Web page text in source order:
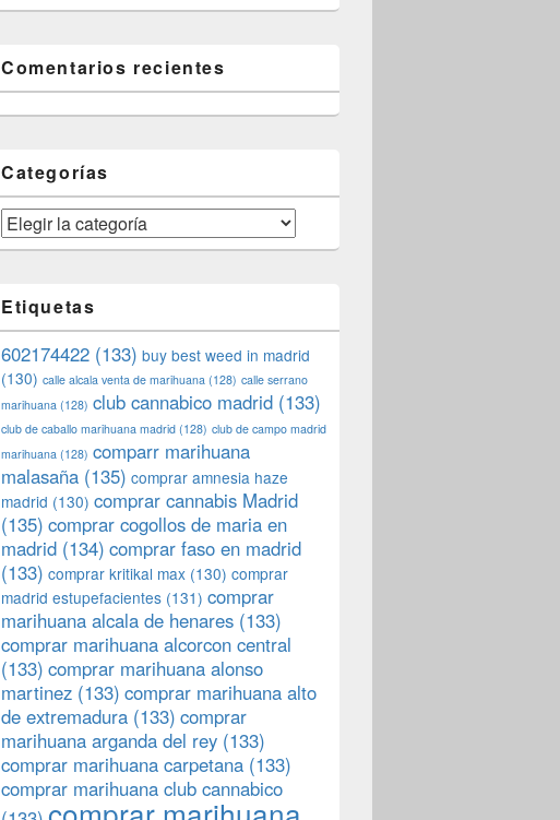
Comentarios recientes
Categorías
Categorías
Etiquetas
602174422 (133) buy best weed in madrid
(130) calle alcala venta de marihuana (128) calle serrano
marihuana (128) club cannabico madrid (133)
club de caballo marihuana madrid (128) club de campo madrid
marihuana (128) comparr marihuana
malasaña (135) comprar amnesia haze
madrid (130) comprar cannabis Madrid
(135) comprar cogollos de maria en
madrid (134) comprar faso en madrid
(133) comprar kritikal max (130) comprar
madrid estupefacientes (131) comprar
marihuana alcala de henares (133)
comprar marihuana alcorcon central
(133) comprar marihuana alonso
martinez (133) comprar marihuana alto
de extremadura (133) comprar
marihuana arganda del rey (133)
comprar marihuana carpetana (133)
comprar marihuana club cannabico